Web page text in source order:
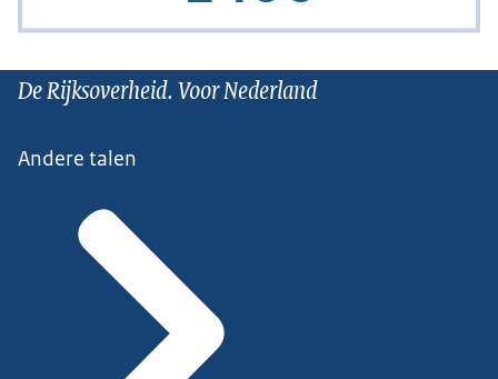
De Rijksoverheid. Voor Nederland
Andere talen